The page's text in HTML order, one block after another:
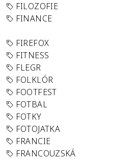
FILOZOFIE
FINANCE
FIREFOX
FITNESS
FLEGR
FOLKLÓR
FOOTFEST
FOTBAL
FOTKY
FOTOJATKA
FRANCIE
FRANCOUZSKÁ